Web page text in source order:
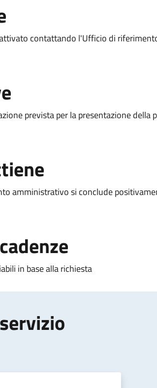
contattando l'Ufficio di
prevista per la presentazione della
amministrativo si conclude
in base alla richiesta